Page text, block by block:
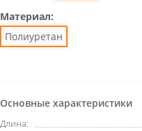
Материал:
Полиуретан
Основные характеристики
Длина: